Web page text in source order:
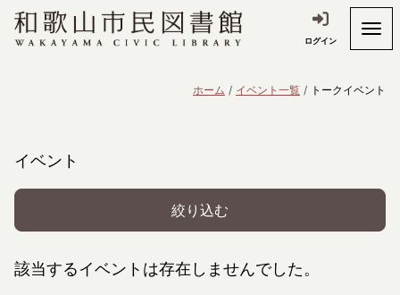
ログイン
ホーム イベント一覧 トークイベント
イベント
絞り込む
該当するイベントは存在しませんでした。